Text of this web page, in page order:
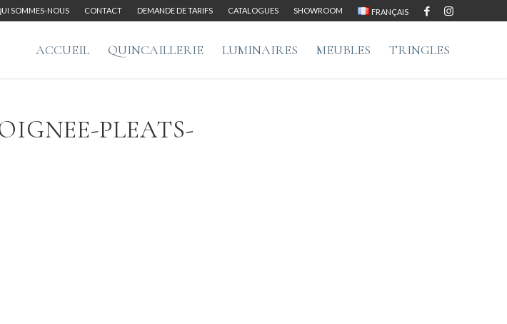
SOMMES-NOUS CONTACT DEMANDE DE TARIFS CATALOGUES SHOWROOM FRANÇAIS
ACCUEIL QUINCAILLERIE LUMINAIRES MEUBLES TRINGLES
PLEATS-